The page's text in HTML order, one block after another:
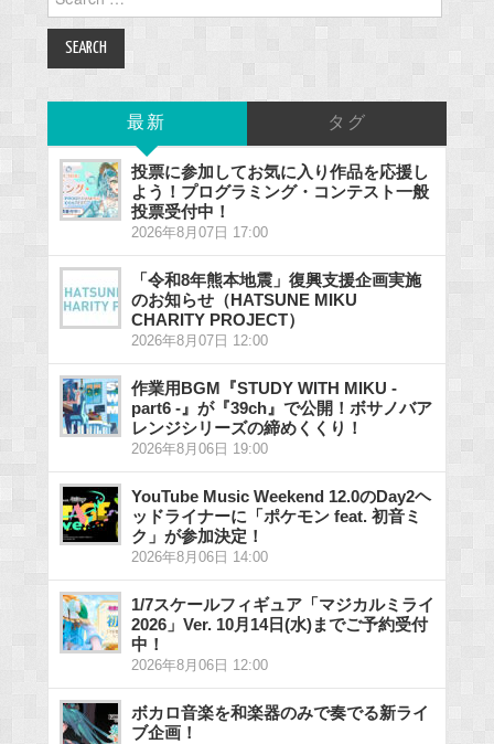
for:
最新 タグ
投票に参加してお気に入り作品を応援し
よう！プログラミング・コンテスト一般
投票受付中！
2026年8月07日 17:00
「令和8年熊本地震」復興支援企画実施
のお知らせ（HATSUNE MIKU
CHARITY PROJECT）
2026年8月07日 12:00
作業用BGM『STUDY WITH MIKU -
part6 -』が『39ch』で公開！ボサノバア
レンジシリーズの締めくくり！
2026年8月06日 19:00
YouTube Music Weekend 12.0のDay2ヘ
ッドライナーに「ポケモン feat. 初音ミ
ク」が参加決定！
2026年8月06日 14:00
1/7スケールフィギュア「マジカルミライ
2026」Ver. 10月14日(水)までご予約受付
中！
2026年8月06日 12:00
ボカロ音楽を和楽器のみで奏でる新ライ
ブ企画！